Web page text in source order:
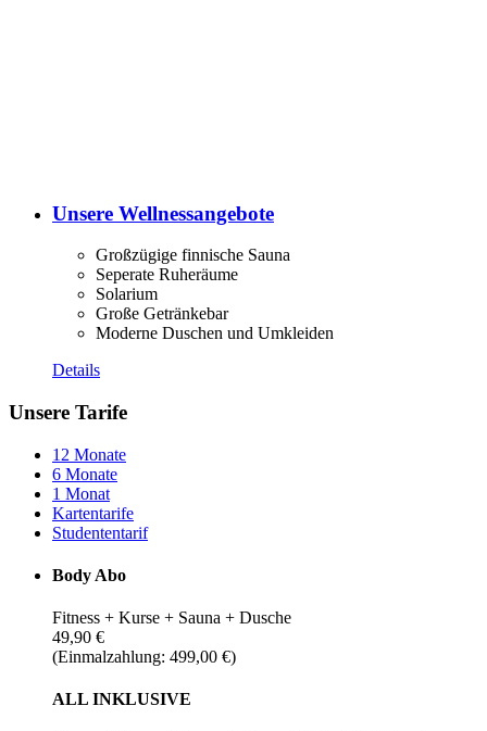
Unsere Wellnessangebote
Großzügige finnische Sauna
Seperate Ruheräume
Solarium
Große Getränkebar
Moderne Duschen und Umkleiden
Details
Unsere Tarife
12 Monate
6 Monate
1 Monat
Kartentarife
Studententarif
Body Abo
Fitness + Kurse + Sauna + Dusche
49,90 €
(Einmalzahlung: 499,00 €)
ALL INKLUSIVE